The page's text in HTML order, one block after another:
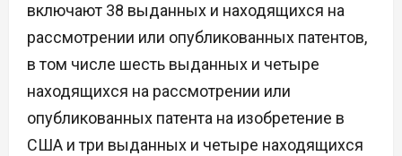
включают 38 выданных и находящихся на
рассмотрении или опубликованных патентов,
в том числе шесть выданных и четыре
находящихся на рассмотрении или
опубликованных патента на изобретение в
США и три выданных и четыре находящихся